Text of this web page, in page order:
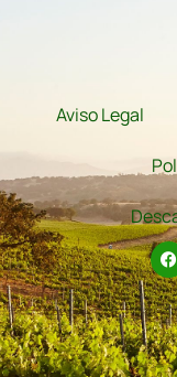
Aviso Legal